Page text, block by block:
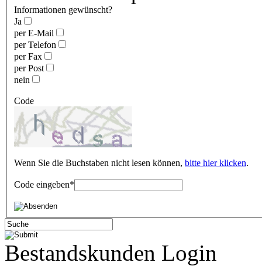
Informationen gewünscht?
Ja
per E-Mail
per Telefon
per Fax
per Post
nein
Code
Wenn Sie die Buchstaben nicht lesen können, bitte hier klicken.
Code eingeben*
Bestandskunden Login